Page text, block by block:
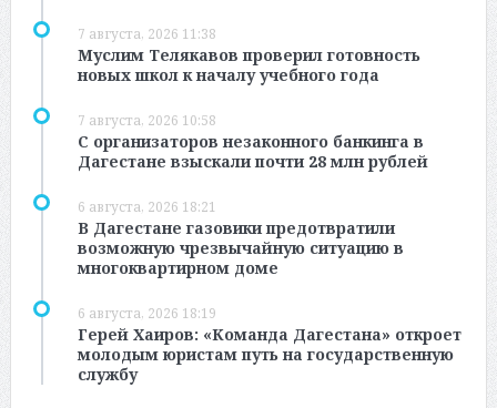
7 августа, 2026 11:38
Муслим Телякавов проверил готовность
новых школ к началу учебного года
7 августа, 2026 10:58
С организаторов незаконного банкинга в
Дагестане взыскали почти 28 млн рублей
6 августа, 2026 18:21
В Дагестане газовики предотвратили
возможную чрезвычайную ситуацию в
многоквартирном доме
6 августа, 2026 18:19
Герей Хаиров: «Команда Дагестана» откроет
молодым юристам путь на государственную
службу